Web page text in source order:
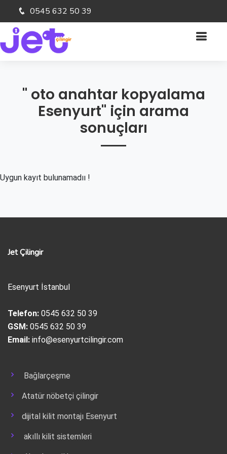
0545 632 50 39
" oto anahtar kopyalama
Esenyurt" için arama
sonuçları
Uygun kayıt bulunamadıı !
Jet Çilingir
Esenyurt İstanbul
Telefon: 0545 632 50 39
GSM: 0545 632 50 39
Email: info@esenyurtcilingir.com
Bağlarçeşme
Atatür nöbetçi çilingir
dijital kilit montajı Esenyurt
akıllı kilit sistemleri